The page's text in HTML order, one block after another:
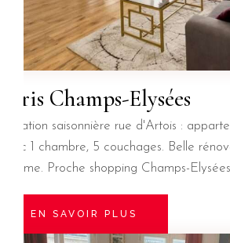
Paris Champs-Elysées
Location saisonnière rue d'Artois :
avec 1 chambre, 5 couchages. Belle
charme. Proche shopping Champs-
EN SAVOIR PLUS